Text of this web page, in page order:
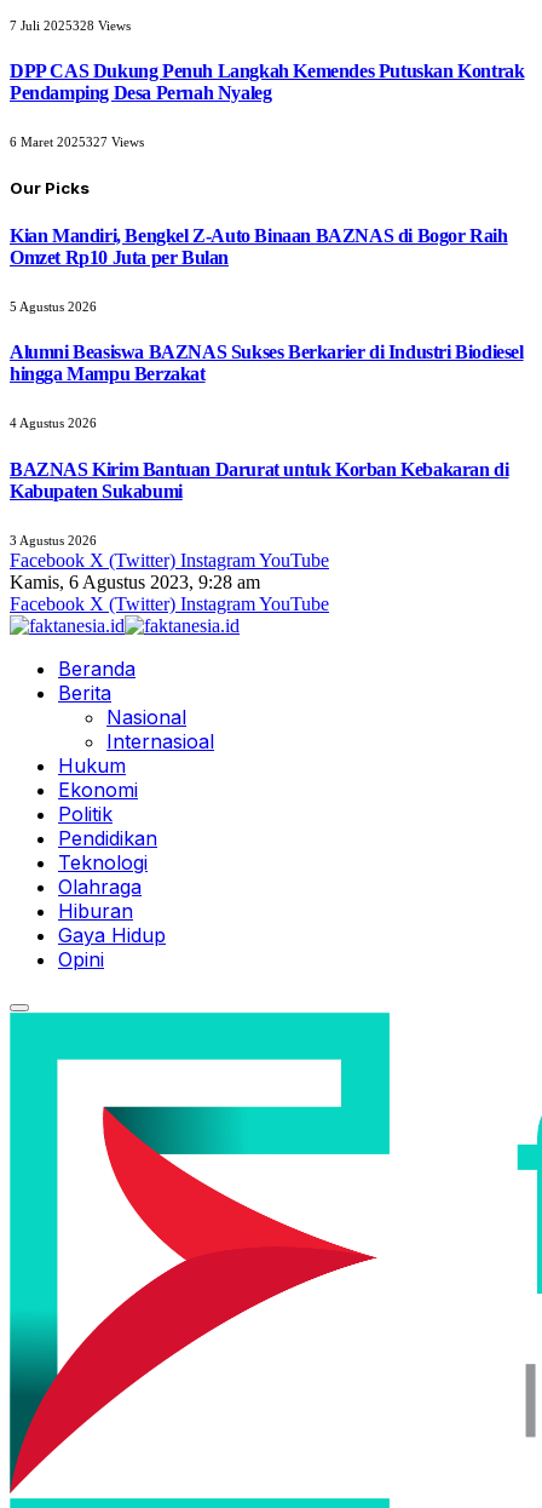
7 Juli 2025328 Views
DPP CAS Dukung Penuh Langkah Kemendes Putuskan Kontrak
Pendamping Desa Pernah Nyaleg
6 Maret 2025327 Views
Our Picks
Kian Mandiri, Bengkel Z-Auto Binaan BAZNAS di Bogor Raih
Omzet Rp10 Juta per Bulan
5 Agustus 2026
Alumni Beasiswa BAZNAS Sukses Berkarier di Industri Biodiesel
hingga Mampu Berzakat
4 Agustus 2026
BAZNAS Kirim Bantuan Darurat untuk Korban Kebakaran di
Kabupaten Sukabumi
3 Agustus 2026
Facebook X (Twitter) InstagramYouTube
Kamis, 6 Agustus 2023, 9:28 am
Facebook X (Twitter) InstagramYouTube
Beranda
Berita
Nasional
Internasioal
Hukum
Ekonomi
Politik
Pendidikan
Teknologi
Olahraga
Hiburan
Gaya Hidup
Opini